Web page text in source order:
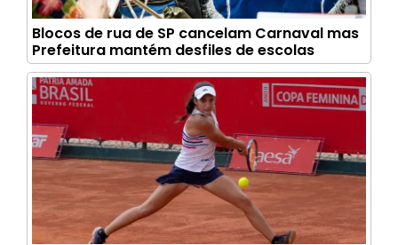
Blocos de rua de SP cancelam Carnaval mas
Prefeitura mantém desfiles de escolas